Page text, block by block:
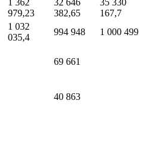
1 362
979,23
32 646
382,65
35 330
167,7
1 032
035,4
994 948
1 000 499
69 661
40 863